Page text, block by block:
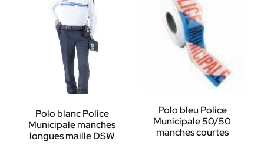
Polo blanc Police
Municipale manches
longues maille DSW
Polo bleu Police
Municipale 50/50
manches courtes